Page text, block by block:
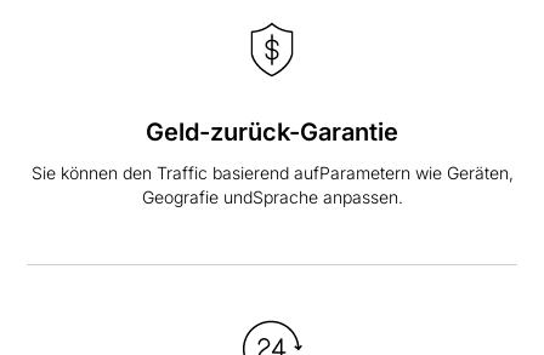
Geld-zurück-Garantie
Sie können den Traffic basierend aufParametern wie Geräten,
Geografie undSprache anpassen.